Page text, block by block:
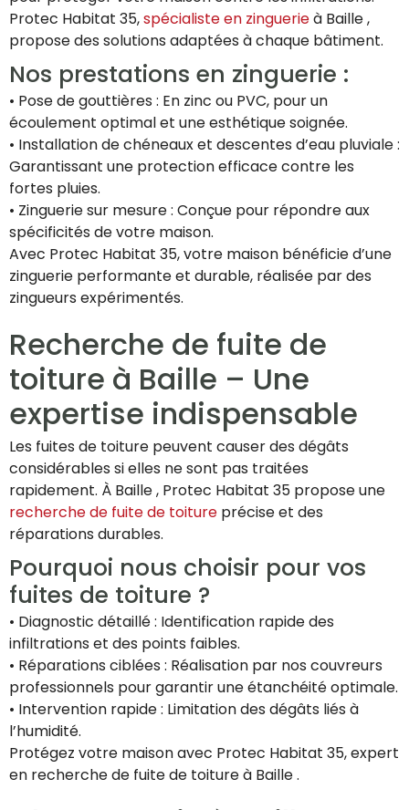
Protec Habitat 35,spécialiste en zinguerieà Baille ,
propose des solutions adaptées à chaque bâtiment.
Nos prestations en zinguerie :
• Pose de gouttières : En zinc ou PVC, pour un
écoulement optimal et une esthétique soignée.
• Installation de chéneaux et descentes d’eau pluviale :
Garantissant une protection efficace contre les
fortes pluies.
• Zinguerie sur mesure : Conçue pour répondre aux
spécificités de votre maison.
Avec Protec Habitat 35, votre maison bénéficie d’une
zinguerie performante et durable, réalisée par des
zingueurs expérimentés.
Recherche de fuite de
toiture à Baille – Une
expertise indispensable
Les fuites de toiture peuvent causer des dégâts
considérables si elles ne sont pas traitées
rapidement. À Baille , Protec Habitat 35 propose une
recherche de fuite de toiture précise et des
réparations durables.
Pourquoi nous choisir pour vos
fuites de toiture ?
• Diagnostic détaillé : Identification rapide des
infiltrations et des points faibles.
• Réparations ciblées : Réalisation par nos couvreurs
professionnels pour garantir une étanchéité optimale.
• Intervention rapide : Limitation des dégâts liés à
l’humidité.
Protégez votre maison avec Protec Habitat 35, expert
en recherche de fuite de toiture à Baille .